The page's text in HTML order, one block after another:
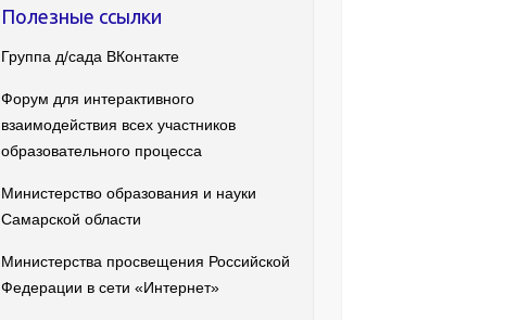
Полезные ссылки
Группа д/сада ВКонтакте
Форум для интерактивного
взаимодействия всех участников
образовательного процесса
Министерство образования и науки
Самарской области
Министерства просвещения Российской
Федерации в сети «Интернет»